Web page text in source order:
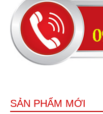
SẢN PHẨM MỚI